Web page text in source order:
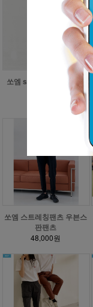
쏘엠 s/s 하이볼팬츠 2탄
쏘엠 스트레칭팬츠 우븐스
판팬츠
48,000원